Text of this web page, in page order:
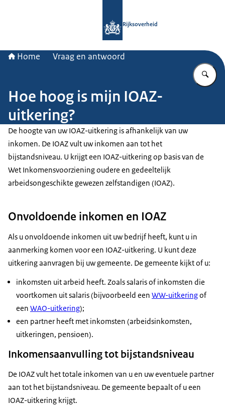
Rijksoverheid
Home Vraag en antwoord
Hoe hoog is mijn IOAZ-
uitkering?
De hoogte van uw IOAZ-uitkering is afhankelijk van uw
inkomen. De IOAZ vult uw inkomen aan tot het
bijstandsniveau. U krijgt een IOAZ-uitkering op basis van de
Wet Inkomensvoorziening oudere en gedeeltelijk
arbeidsongeschikte gewezen zelfstandigen (IOAZ).
Onvoldoende inkomen en IOAZ
Als u onvoldoende inkomen uit uw bedrijf heeft, kunt u in
aanmerking komen voor een IOAZ-uitkering. U kunt deze
uitkering aanvragen bij uw gemeente. De gemeente kijkt of u:
inkomsten uit arbeid heeft. Zoals salaris of inkomsten die
voortkomen uit salaris (bijvoorbeeld een WW-uitkeringof
een WAO-uitkering);
een partner heeft met inkomsten (arbeidsinkomsten,
uitkeringen, pensioen).
Inkomensaanvulling tot bijstandsniveau
De IOAZ vult het totale inkomen van u en uw eventuele partner
aan tot het bijstandsniveau. De gemeente bepaalt of u een
IOAZ-uitkering krijgt.